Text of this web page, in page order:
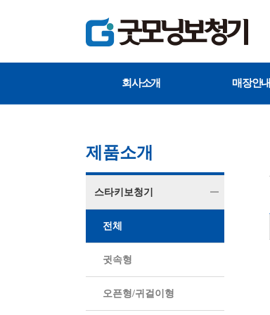
회사소개 매장안내
제품소개
스타키보청기
전체
귓속형
오픈형/귀걸이형